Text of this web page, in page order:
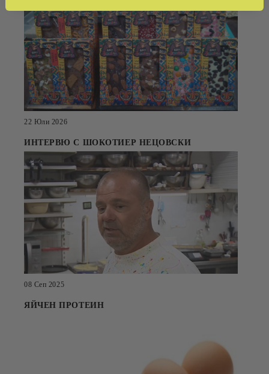
22 Юли 2026
ИНТЕРВЮ С ШОКОТИЕР НЕЦОВСКИ
08 Сеп 2025
ЯЙЧЕН ПРОТЕИН